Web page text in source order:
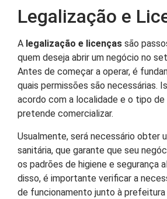
Legalização e
A legalização e licenças são
quem deseja abrir um negócio no
Antes de começar a operar, é
quais permissões são necessárias.
acordo com a localidade e o tipo
pretende comercializar.
Usualmente, será necessário obter
sanitária, que garante que seu
os padrões de higiene e segurança
disso, é importante verificar a
de funcionamento junto à